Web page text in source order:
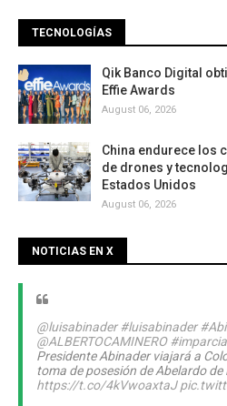
TECNOLOGÍAS
Qik Banco Digital
Effie Awards
August 06, 2026
China endurece los
de drones y
Estados Unidos
August 06, 2026
NOTICIAS EN X
@luisabinader #luisabinader
@ALBERTOCAMINERO
Presidente Abinader viajará a
toma de posesión de Abelardo de
https://t.co/4kVwoaxtaJ